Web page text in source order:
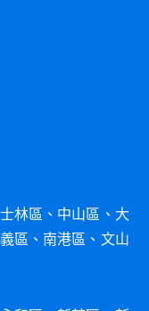
士林區 、 中山區 、 大
區 、 南港區 、 文山